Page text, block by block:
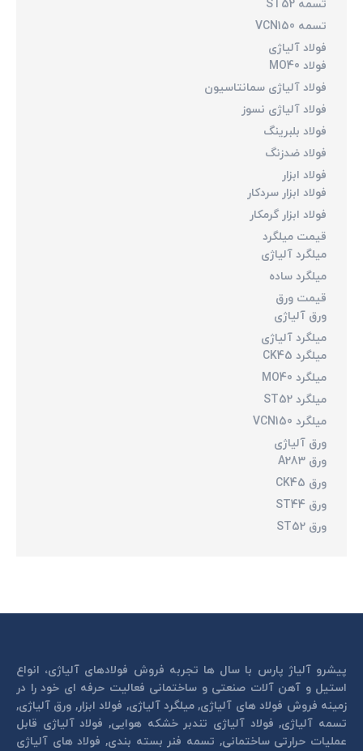
تسمه ST52
تسمه VCN150
فولاد آلیاژی
فولاد MO40
فولاد آلیاژی سمانتاسیون
فولاد آلیاژی نسوز
فولاد بلبرینگ
فولاد ضدزنگ
فولاد ابزار
فولاد ابزار سردکار
فولاد ابزار گرمکار
قیمت میلگرد
میلگرد آلیاژی
میلگرد ساده
قیمت ورق
ورق آلیاژی
میلگرد آلیاژی
میلگرد CK45
میلگرد MO40
میلگرد ST52
میلگرد VCN150
ورق آلیاژی
ورق A283
ورق CK45
ورق ST44
ورق ST52
پیشرو آلیاژ پارس با سال ها تجربه فروش فولادهای آلیاژی، انواع
استیل و آهن آلات صنعتی و ساختمانی فعالیت حرفه ای خود را در
زمینه فروش فولاد های آلیاژی, میلگرد آلیاژی, فولاد ابزار, ورق آلیاژی,
تسمه آلیاژی, فولاد آلیاژی تندبر خشكه هوايی, فولاد آلیاژی قابل
عمليات حرارتی ساختمانی, تسمه فنر بسته بندی, فولاد های آلیاژی